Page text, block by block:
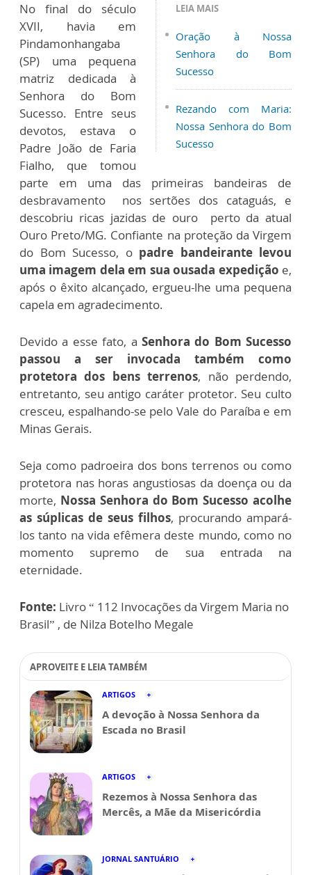
LEIA MAIS
Oração à Nossa
Senhora do Bom
Sucesso
Rezando com Maria:
Nossa Senhora do Bom
Sucesso
No final do século
XVII, havia em
Pindamonhangaba
(SP) uma pequena
matriz dedicada à
Senhora do Bom
Sucesso. Entre seus
devotos, estava o
Padre João de Faria
Fialho, que tomou
parte em uma das primeiras bandeiras de
desbravamento nos sertões dos cataguás, e
descobriu ricas jazidas de ouro perto da atual
Ouro Preto/MG. Confiante na proteção da Virgem
do Bom Sucesso, o padre bandeirante levou
uma imagem dela em sua ousada expedição e,
após o êxito alcançado, ergueu-lhe uma pequena
capela em agradecimento.
Devido a esse fato, a Senhora do Bom Sucesso
passou a ser invocada também como
protetora dos bens terrenos, não perdendo,
entretanto, seu antigo caráter protetor. Seu culto
cresceu, espalhando-se pelo Vale do Paraíba e em
Minas Gerais.
Seja como padroeira dos bons terrenos ou como
protetora nas horas angustiosas da doença ou da
morte, Nossa Senhora do Bom Sucesso acolhe
as súplicas de seus filhos, procurando ampará-
los tanto na vida efêmera deste mundo, como no
momento supremo de sua entrada na
eternidade.
Fonte: Livro “ 112 Invocações da Virgem Maria no
Brasil” , de Nilza Botelho Megale
APROVEITE E LEIA TAMBÉM
ARTIGOS
A devoção à Nossa Senhora da
Escada no Brasil
ARTIGOS
Rezemos à Nossa Senhora das
Mercês, a Mãe da Misericórdia
JORNAL SANTUÁRIO